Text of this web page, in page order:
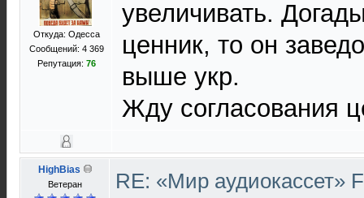
Откуда: Одесса
Сообщений: 4 369
Репутация: 76
увеличивать.
ценник, то он
выше укр.
Жду согласования
HighBias
Ветеран RE: «Мир аудиокассет»